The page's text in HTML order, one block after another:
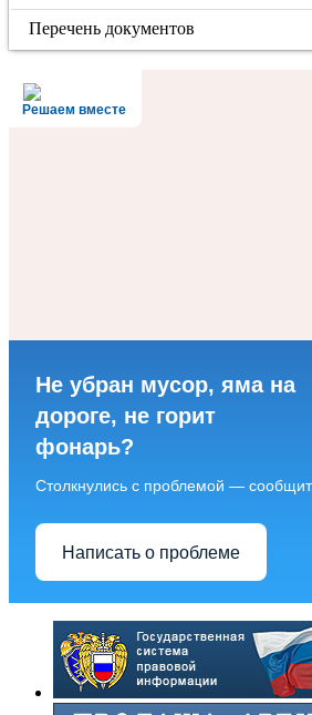
Перечень документов
Решаем вместе
Не убран мусор, яма на
дороге, не горит
фонарь?
Столкнулись с проблемой —
Написать о проблеме